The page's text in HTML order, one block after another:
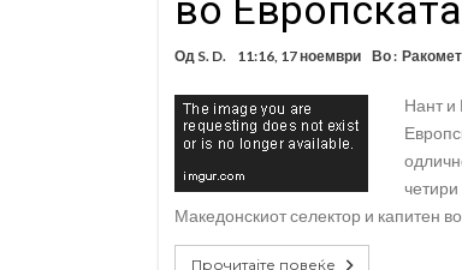
Од S. D. 11:16, 17 ноември Во : Ракомет
Нант и
четири
Македонскиот селектор и капитен
Прочитајте повеќе